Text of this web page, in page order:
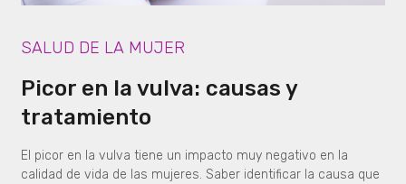
SALUD DE LA MUJER
Picor en la vulva: causas y
tratamiento
El picor en la vulva tiene un impacto muy negativo en la
calidad de vida de las mujeres. Saber identificar la causa que